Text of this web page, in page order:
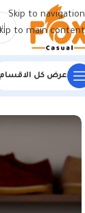
Skip to navigation
to main content
عرض كل الاقسام
الرئيسية/أحذية رجالي